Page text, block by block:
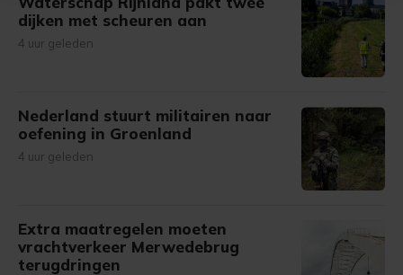
bezoek makkelijker en persoonlijker. Op
onze cookiepagina kun je ons cookiebeleid bekijken en je
gemaakte keuze altijd wijzigen of intrekken.
dijken met scheuren aan
4 uur geleden
Nederland stuurt militairen naar
oefening in Groenland
4 uur geleden
Extra maatregelen moeten
vrachtverkeer Merwedebrug
terugdringen